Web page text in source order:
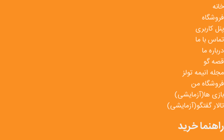
خانه
فروشگاه
پنل کاربری
تماس با ما
درباره ما
قصه گو
مجله انیمه تولز
فروشگاه من
بازی ها(آزمایشی)
تالار گفتگو(آزمایشی)
راهنما خرید